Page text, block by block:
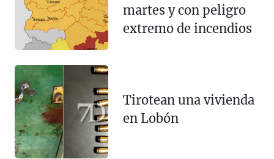
martes y con peligro
extremo de incendios
Tirotean una vivienda
en Lobón